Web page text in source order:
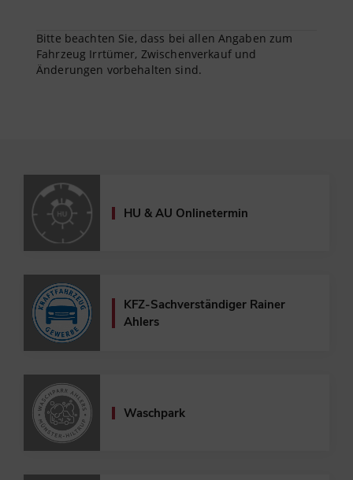
Bitte beachten Sie, dass bei allen Angaben zum
Fahrzeug Irrtümer, Zwischenverkauf und
Änderungen vorbehalten sind.
HU & AU Onlinetermin
KFZ-Sachverständiger Rainer
Ahlers
Waschpark